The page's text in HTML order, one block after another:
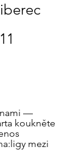
—
koukněte
mezi